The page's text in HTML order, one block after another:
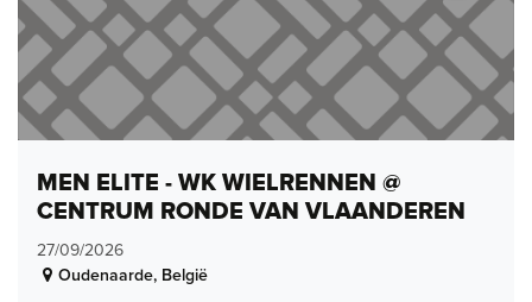
MEN ELITE - WK WIELRENNEN @
CENTRUM RONDE VAN VLAANDEREN
27/09/2026
Oudenaarde, België